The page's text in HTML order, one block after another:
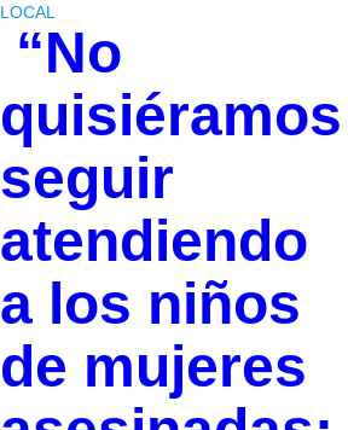
LOCAL
“No
quisiéramos
seguir
atendiendo
a los niños
de mujeres